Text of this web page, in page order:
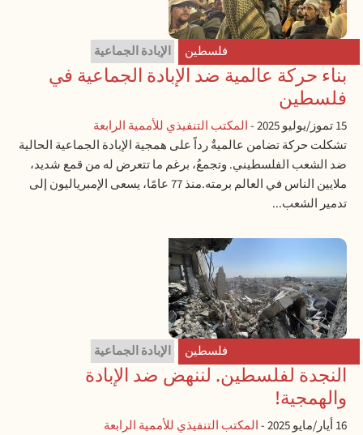
فلسطين الإبادة الجماعية
بناء حركة عالمية ضد الإبادة الجماعية في
فلسطين
15 تموز/يوليو 2025 -المكتب التنفيذي للأممية الرابعة
تشكلت حركة تضامن عالميةٌ رداً على همجية الإبادة الجماعية الحالية
ضد الشعب الفلسطيني. وتجمعُ، برغم ما تتعرض له من قمع شديد،
ملايين الناس في العالم برمته.منذ 77 عامًا، يسعى الإمبرياليون إلى
تدمير الشعب...
فلسطين الإبادة الجماعية
النجدة لفلسطين. لننهض ضد الإبادة
والهمجية!
16 أيار/مايو 2025 -المكتب التنفيذي للأممية الرابعة